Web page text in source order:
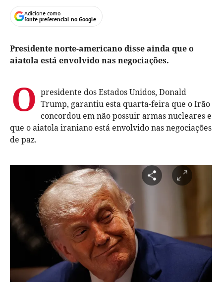
Adicione como
fonte preferencial no Google
Presidente norte-americano disse ainda que o
aiatola está envolvido nas negociações.
O presidente dos Estados Unidos, Donald
Trump, garantiu esta quarta-feira que o Irão
concordou em não possuir armas nucleares e
que o aiatola iraniano está envolvido nas negociações
de paz.